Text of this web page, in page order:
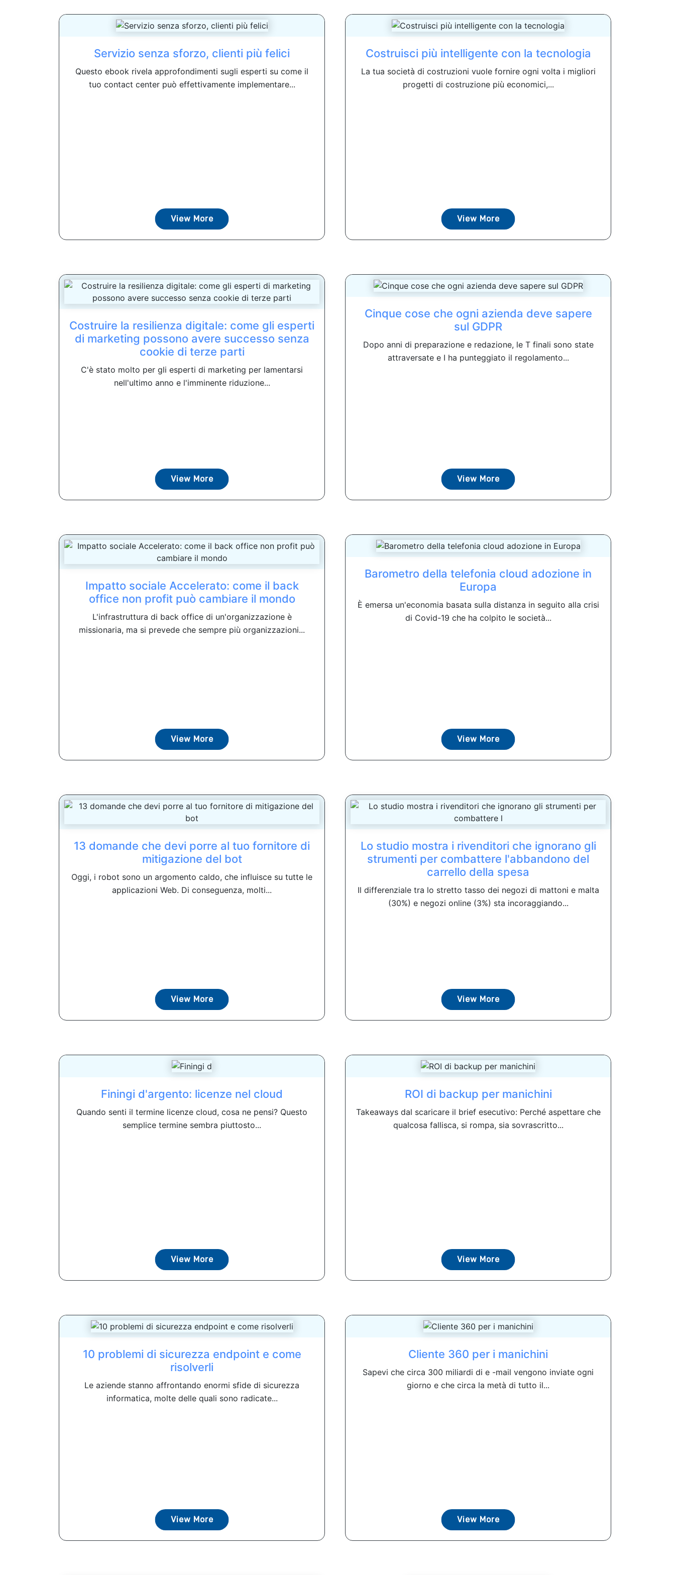
Servizio senza sforzo, clienti più felici
Questo ebook rivela approfondimenti sugli esperti su come il
tuo contact center può effettivamente implementare...
View More
Costruisci più intelligente con la tecnologia
La tua società di costruzioni vuole fornire ogni volta i migliori
progetti di costruzione più economici,...
View More
Costruire la resilienza digitale: come gli esperti
di marketing possono avere successo senza
cookie di terze parti
C'è stato molto per gli esperti di marketing per lamentarsi
nell'ultimo anno e l'imminente riduzione...
View More
Cinque cose che ogni azienda deve sapere
sul GDPR
Dopo anni di preparazione e redazione, le T finali sono state
attraversate e I ha punteggiato il regolamento...
View More
Impatto sociale Accelerato: come il back
office non profit può cambiare il mondo
L'infrastruttura di back office di un'organizzazione è
missionaria, ma si prevede che sempre più organizzazioni...
View More
Barometro della telefonia cloud adozione in
Europa
È emersa un'economia basata sulla distanza in seguito alla crisi
di Covid-19 che ha colpito le società...
View More
13 domande che devi porre al tuo fornitore di
mitigazione del bot
Oggi, i robot sono un argomento caldo, che influisce su tutte le
applicazioni Web. Di conseguenza, molti...
View More
Lo studio mostra i rivenditori che ignorano gli
strumenti per combattere l'abbandono del
carrello della spesa
Il differenziale tra lo stretto tasso dei negozi di mattoni e malta
(30%) e negozi online (3%) sta incoraggiando...
View More
Finingi d'argento: licenze nel cloud
Quando senti il ​​termine licenze cloud, cosa ne pensi? Questo
semplice termine sembra piuttosto...
View More
ROI di backup per manichini
Takeaways dal scaricare il brief esecutivo: Perché aspettare che
qualcosa fallisca, si rompa, sia sovrascritto...
View More
10 problemi di sicurezza endpoint e come
risolverli
Le aziende stanno affrontando enormi sfide di sicurezza
informatica, molte delle quali sono radicate...
View More
Cliente 360 ​​per i manichini
Sapevi che circa 300 miliardi di e -mail vengono inviate ogni
giorno e che circa la metà di tutto il...
View More